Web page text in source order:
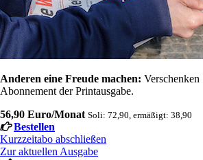
Anderen eine Freude machen: Verschenken
Abonnement der Printausgabe.
56,90 Euro/Monat Soli: 72,90, ermäßigt: 38,90
Bestellen
Kurzzeitabo abschließen
Zur aktuellen Ausgabe